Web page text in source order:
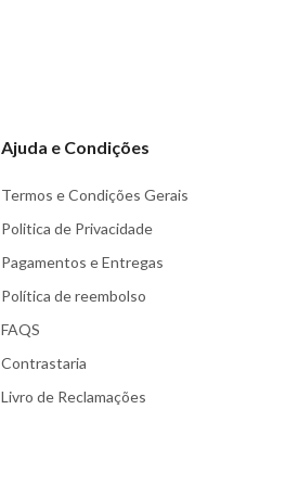
Ajuda e Condições
Termos e Condições Gerais
Politica de Privacidade
Pagamentos e Entregas
Política de reembolso
FAQS
Contrastaria
Livro de Reclamações